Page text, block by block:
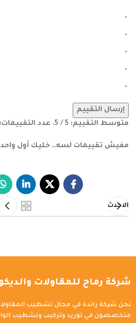
إرسال التقييم
متوسط التقييم: 5 / 5. عدد التقييمات:
مفيش تقييمات لسه.. خليك أول واحد
الاحدث
شركة رماح للمقاولات
نحن شركة رائدة في مجال تشطيب
متخصصون في توريد وتركيب وتشطيب